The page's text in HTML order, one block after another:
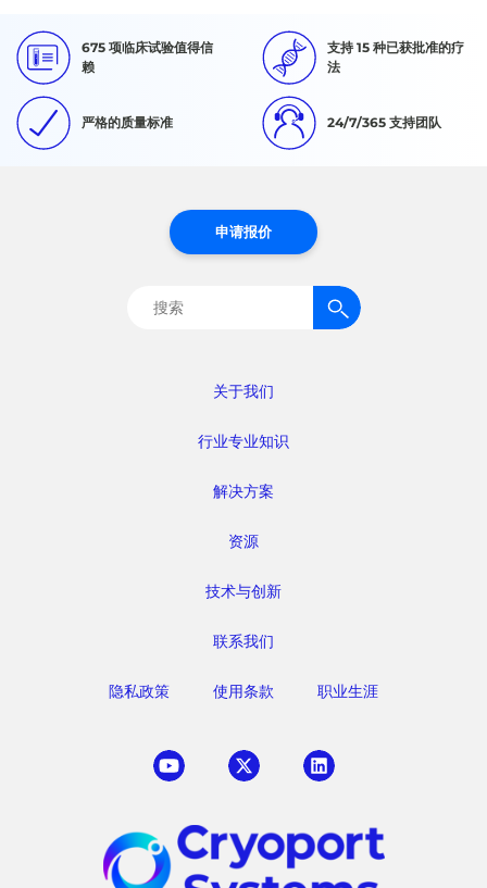
675 项临床试验值得信
赖
支持 15 种已获批准的疗
法
严格的质量标准 24/7/365 支持团队
关于我们
行业专业知识
解决方案
资源
技术与创新
联系我们
隐私政策 使用条款 职业生涯
申请报价
搜